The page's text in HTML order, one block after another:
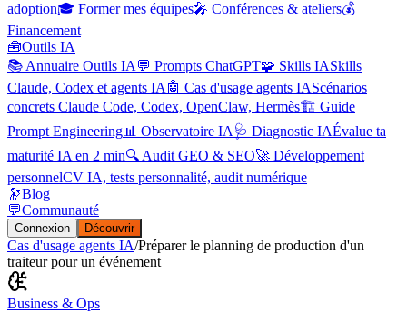
adoption🎓 Former mes équipes🎤 Conférences & ateliers💰
Financement
🧰Outils IA
📚 Annuaire Outils IA 💬 Prompts ChatGPT🧩 Skills IASkills
Claude, Codex et agents IA 🤖 Cas d'usage agents IAScénarios
concrets Claude Code, Codex, OpenClaw, Hermès🏗️ Guide
Prompt Engineering📊 Observatoire IA 🩺 Diagnostic IAÉvalue ta
maturité IA en 2 min🔍 Audit GEO & SEO🚀 Développement
personnelCV IA, tests personnalité, audit numérique
🔭Blog
💬Communauté
Connexion Découvrir
Cas d'usage agents IA/Préparer le planning de production d'un
traiteur pour un événement
Business & Ops